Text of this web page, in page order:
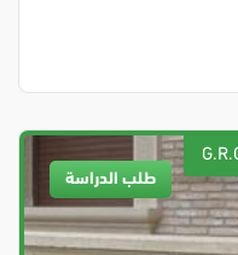
طلب الدراسة